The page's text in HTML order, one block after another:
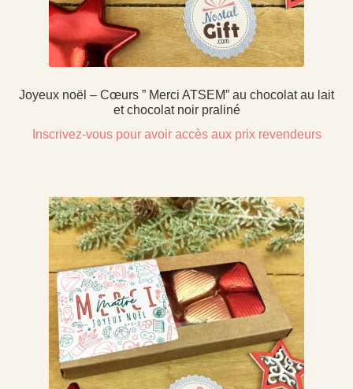
Joyeux noël – Cœurs ” Merci ATSEM” au chocolat au lait
et chocolat noir praliné
Inscrivez-vous pour avoir accès aux prix revendeurs